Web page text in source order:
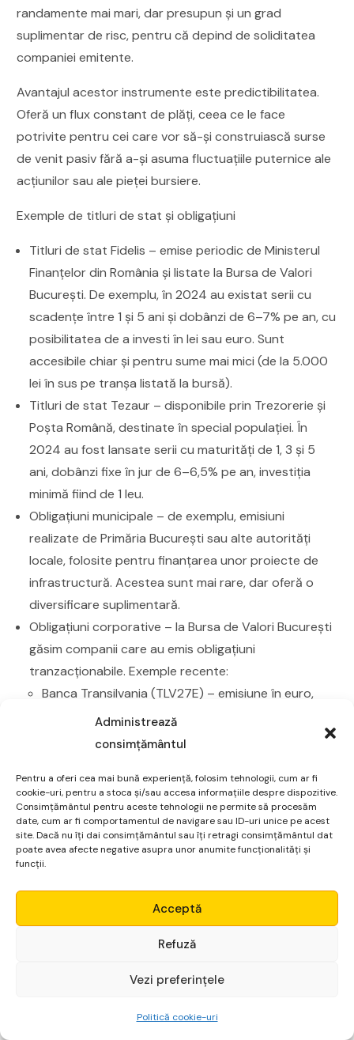
Administrează
consimțământul
Pentru a oferi cea mai bună experiență, folosim tehnologii, cum ar fi
cookie-uri, pentru a stoca și/sau accesa informațiile despre dispozitive.
Consimțământul pentru aceste tehnologii ne permite să procesăm
date, cum ar fi comportamentul de navigare sau ID-uri unice pe acest
site. Dacă nu îți dai consimțământul sau îți retragi consimțământul dat
poate avea afecte negative asupra unor anumite funcționalități și
funcții.
Acceptă
Refuză
Vezi preferințele
Politică cookie-uri
randamente mai mari, dar presupun și un grad
suplimentar de risc, pentru că depind de soliditatea
companiei emitente.
Avantajul acestor instrumente este predictibilitatea.
Oferă un flux constant de plăți, ceea ce le face
potrivite pentru cei care vor să-și construiască surse
de venit pasiv fără a-și asuma fluctuațiile puternice ale
acțiunilor sau ale pieței bursiere.
Exemple de titluri de stat și obligațiuni
Titluri de stat Fidelis – emise periodic de Ministerul
Finanțelor din România și listate la Bursa de Valori
București. De exemplu, în 2024 au existat serii cu
scadențe între 1 și 5 ani și dobânzi de 6–7% pe an, cu
posibilitatea de a investi în lei sau euro. Sunt
accesibile chiar și pentru sume mai mici (de la 5.000
lei în sus pe tranșa listată la bursă).
Titluri de stat Tezaur – disponibile prin Trezorerie și
Poșta Română, destinate în special populației. În
2024 au fost lansate serii cu maturități de 1, 3 și 5
ani, dobânzi fixe în jur de 6–6,5% pe an, investiția
minimă fiind de 1 leu.
Obligațiuni municipale – de exemplu, emisiuni
realizate de Primăria București sau alte autorități
locale, folosite pentru finanțarea unor proiecte de
infrastructură. Acestea sunt mai rare, dar oferă o
diversificare suplimentară.
Obligațiuni corporative – la Bursa de Valori București
găsim companii care au emis obligațiuni
tranzacționabile. Exemple recente:
Banca Transilvania (TLV27E) – emisiune în euro,
listată la BVB.
Raiffeisen Bank (RBRO26E) – obligațiuni verzi,
Pentru a înțelege cum să alegi între titluri de stat și
obligațiuni corporative, cum se calculează randamentul
și ce rol pot avea în diversificarea portofoliului, poți
participa la
formează dobânda și cum pot fi integrate într-o
strategie echilibrată de investiții pe termen lung.
de investiții care permit accesul la piața imobiliară fără
Micro Alpha
Începe gratuit